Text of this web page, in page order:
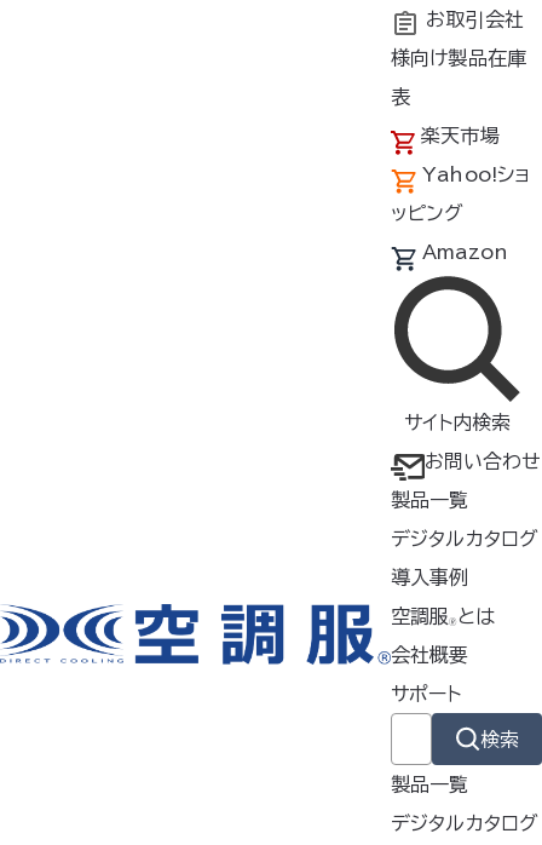
お取引会社
様向け製品在庫
表
楽天市場
Yahoo!ショ
ッピング
Amazon
サイト内検索
お問い合わせ
製品一覧
デジタルカタログ
導入事例
空調服🄬 とは
会社概要
サポート
検索
製品一覧
デジタルカタログ
空調ベッド(R) 風眠の在庫状況について
空調ベッド(R) 風眠の在庫状況につい
テレビ番組などでご紹介後、多くの反響をいただきました空
調ベッド(R)風眠(型番KBTS03)につきまして、
一時在庫切れとなりました関係で、現在は接触冷感シーツ付